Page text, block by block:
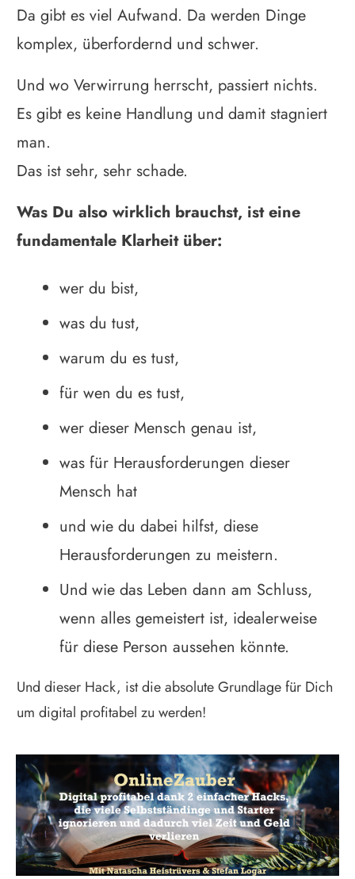
Da gibt es viel Aufwand. Da werden Dinge
komplex, überfordernd und schwer.
Und wo Verwirrung herrscht, passiert nichts.
Es gibt es keine Handlung und damit stagniert
man.
Das ist sehr, sehr schade.
Was Du also wirklich brauchst, ist eine
fundamentale Klarheit über:
wer du bist,
was du tust,
warum du es tust,
für wen du es tust,
wer dieser Mensch genau ist,
was für Herausforderungen dieser
Mensch hat
und wie du dabei hilfst, diese
Herausforderungen zu meistern.
Und wie das Leben dann am Schluss,
wenn alles gemeistert ist, idealerweise
für diese Person aussehen könnte.
Und dieser Hack, ist die absolute Grundlage für Dich
um digital profitabel zu werden!